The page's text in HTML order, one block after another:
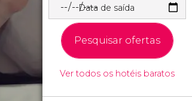
Data de saída
Pesquisar ofertas
Ver todos os hotéis baratos